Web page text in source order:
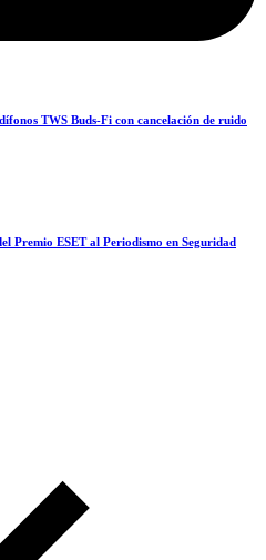
TWS Buds-Fi con cancelación de ruido
Premio ESET al Periodismo en Seguridad